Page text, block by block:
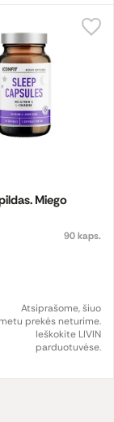
Miego
90 kaps.
Atsiprašome, šiuo
prekės neturime.
Ieškokite LIVIN
parduotuvėse.